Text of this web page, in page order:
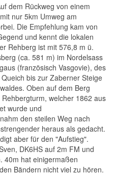
dem Rückweg von einem
nur 5km Umweg am
Die Empfehlung kam von
und kennt die lokalen
Rehberg ist mit 576,8 m ü.
(ca. 581 m) im Nordelsass
(französisch Vasgovie), des
bis zur Zaberner Steige
Oben auf dem Berg
welcher 1862 aus
wurde und
den steilen Weg nach
heraus als gedacht.
aber für den "Aufstieg".
DK6HS auf 2m FM und
40m hat einigermaßen
Bändern nicht viel zu hören.